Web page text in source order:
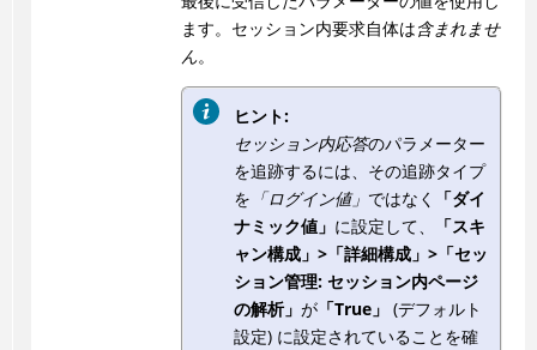
ます。セッション内要求自体は含まれませ
ん。
ヒント:
セッション内応答のパラメーター
を追跡するには、その追跡タイプ
を 「ログイン値」 ではなく
「ダイ
ナミック値」 に設定して、
「スキ
ャン構成」>「詳細構成」>「セッ
ション管理: セッション内ページ
の解析」 が「True」 (デフォルト
設定) に設定されていることを確